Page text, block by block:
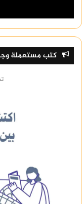
كتب مستعملة